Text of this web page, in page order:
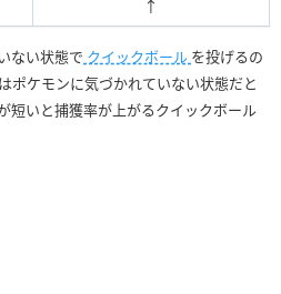
↑
ない状態で クイックボール を投げるの
ポケモンに気づかれていない状態だと
短いと捕獲率が上がるクイックボール